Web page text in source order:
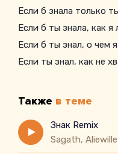
Если б знала только
Если б ты знала, как
Если б ты знал, о чем
Если ты знал, как не
Также в теме
Знак Remix
Sagath,